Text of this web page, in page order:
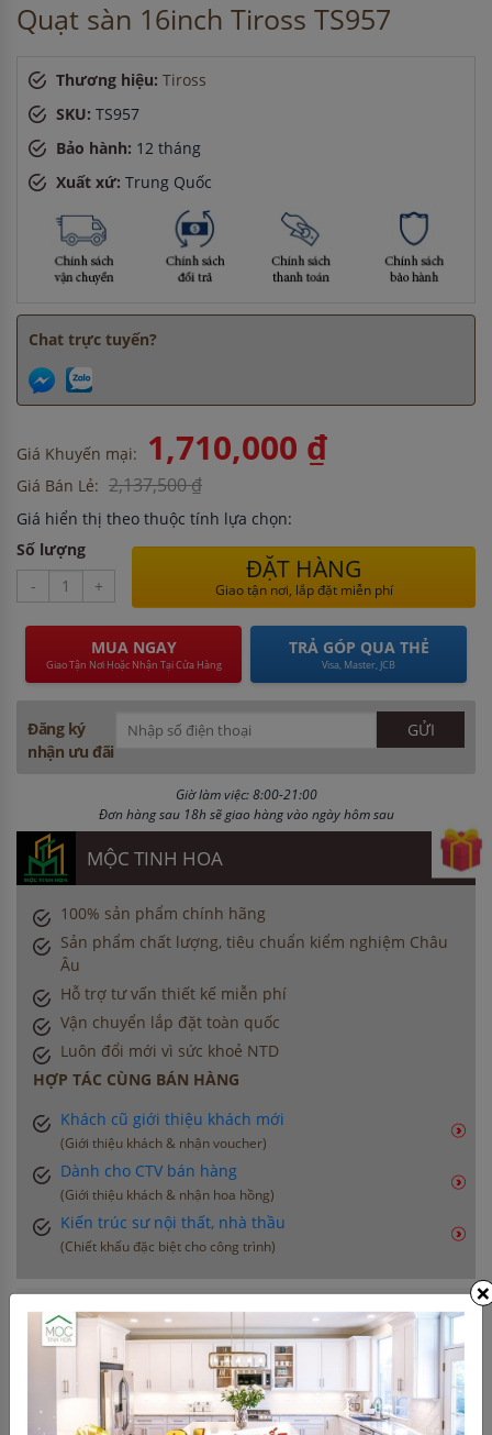
Quạt sàn 16inch Tiross TS957
Thương hiệu: Tiross
SKU: TS957
Bảo hành: 12 tháng
Xuất xứ: Trung Quốc
Chat trực tuyến?
Giá Khuyến mại: 1,710,000 ₫
Giá Bán Lẻ: 2,137,500 ₫
Giá hiển thị theo thuộc tính lựa chọn:
Số lượng
-
+
ĐẶT HÀNG
Giao tận nơi, lắp đặt miễn phí
MUA NGAY
Giao Tận Nơi Hoặc Nhận Tại Cửa Hàng
TRẢ GÓP QUA THẺ
Visa, Master, JCB
Đăng ký
nhận ưu đãi
Giờ làm việc: 8:00-21:00
Đơn hàng sau 18h sẽ giao hàng vào ngày hôm sau
MỘC TINH HOA
100% sản phẩm chính hãng
Sản phẩm chất lượng, tiêu chuẩn kiểm nghiệm Châu
Âu
Hỗ trợ tư vấn thiết kế miễn phí
Vận chuyển lắp đặt toàn quốc
Luôn đổi mới vì sức khoẻ NTD
HỢP TÁC CÙNG BÁN HÀNG
Khách cũ giới thiệu khách mới
(Giới thiệu khách & nhận voucher)
Dành cho CTV bán hàng
(Giới thiệu khách & nhận hoa hồng)
Kiến trúc sư nội thất, nhà thầu
(Chiết khấu đặc biệt cho công trình)
THÔNG TIN LIÊN HỆ
0906 396 012
info@moctinhhoa.vn
Số 877 Huỳnh Tấn Phát, Phường Phú Thuận, Quận 7,
×